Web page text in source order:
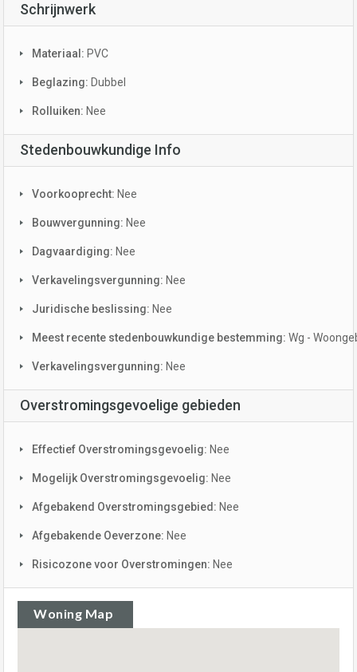
Schrijnwerk
Materiaal: PVC
Beglazing: Dubbel
Rolluiken: Nee
Stedenbouwkundige Info
Voorkooprecht: Nee
Bouwvergunning: Nee
Dagvaardiging: Nee
Verkavelingsvergunning: Nee
Juridische beslissing: Nee
Meest recente stedenbouwkundige bestemming: Wg -
Verkavelingsvergunning: Nee
Overstromingsgevoelige gebieden
Effectief Overstromingsgevoelig: Nee
Mogelijk Overstromingsgevoelig: Nee
Afgebakend Overstromingsgebied: Nee
Afgebakende Oeverzone: Nee
Risicozone voor Overstromingen: Nee
Woning Map